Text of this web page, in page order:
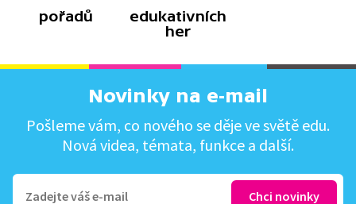
pořadů
edukativních
her
Novinky na e-mail
Pošleme vám, co nového se děje ve světě edu.
Nová videa, témata, funkce a další.